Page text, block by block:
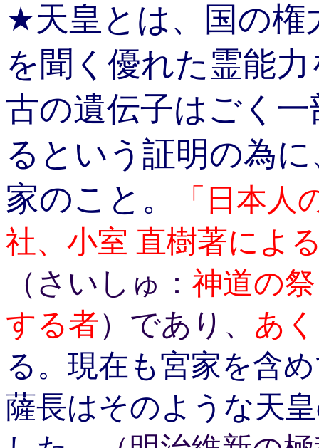
★天皇とは、国の権
を聞く優れた霊能
古の遺伝子はごく
るという証明の為
家のこと。
「日本
社、小室 直樹著によ
（さいしゅ： 神道の
する者）であり、 あ
る。現在も宮家を含
薩長はそのような天